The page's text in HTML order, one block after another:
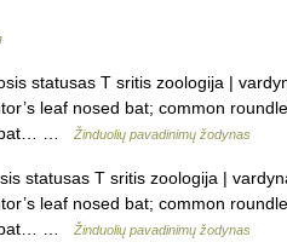
statusas T sritis zoologija |
leaf nosed bat; common
bat… …
Žinduolių pavadinimų žodynas
statusas T sritis zoologija |
leaf nosed bat; common
bat… …
Žinduolių pavadinimų žodynas